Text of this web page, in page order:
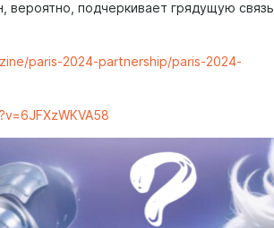
вероятно, подчеркивает грядущую связь
paris-2024-partnership/paris-2024-